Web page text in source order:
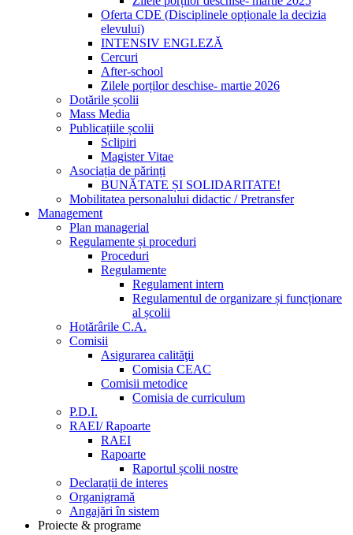
Oferta CDE (Disciplinele opționale la decizia
elevului)
INTENSIV ENGLEZĂ
Cercuri
After-school
Zilele porților deschise- martie 2026
Dotările școlii
Mass Media
Publicațiile școlii
Sclipiri
Magister Vitae
Asociația de părinți
BUNĂTATE ȘI SOLIDARITATE!
Mobilitatea personalului didactic / Pretransfer
Management
Plan managerial
Regulamente și proceduri
Proceduri
Regulamente
Regulament intern
Regulamentul de organizare și funcționare
al școlii
Hotărârile C.A.
Comisii
Asigurarea calităţii
Comisia CEAC
Comisii metodice
Comisia de curriculum
P.D.I.
RAEI/ Rapoarte
RAEI
Rapoarte
Raportul școlii nostre
Declarații de interes
Organigramă
Angajări în sistem
Proiecte & programe